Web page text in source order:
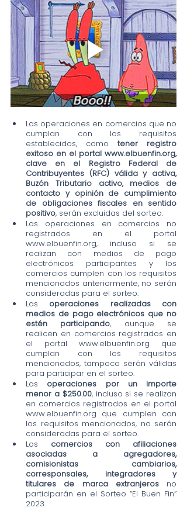
Las operaciones en comercios que no
cumplan con los requisitos
establecidos, como tener registro
exitoso en el portal www.elbuenfin.org,
clave en el Registro Federal de
Contribuyentes (RFC) válida y activa,
Buzón Tributario activo, medios de
contacto y opinión de cumplimiento
de obligaciones fiscales en sentido
positivo, serán excluidas del sorteo.
Las operaciones en comercios no
registrados en el portal
www.elbuenfin.org, incluso si se
realizan con medios de pago
electrónicos participantes y los
comercios cumplen con los requisitos
mencionados anteriormente, no serán
consideradas para el sorteo.
Las operaciones realizadas con
medios de pago electrónicos que no
estén participando, aunque se
realicen en comercios registrados en
el portal www.elbuenfin.org que
cumplan con los requisitos
mencionados, tampoco serán válidas
para participar en el sorteo.
Las operaciones por un importe
menor a $250.00, incluso si se realizan
en comercios registrados en el portal
www.elbuenfin.org que cumplen con
los requisitos mencionados, no serán
consideradas para el sorteo.
Los comercios con afiliaciones
asociadas a agregadores,
comisionistas cambiarios,
corresponsales, integradores y
titulares de marca extranjeros no
participarán en el Sorteo “El Buen Fin”
2023.